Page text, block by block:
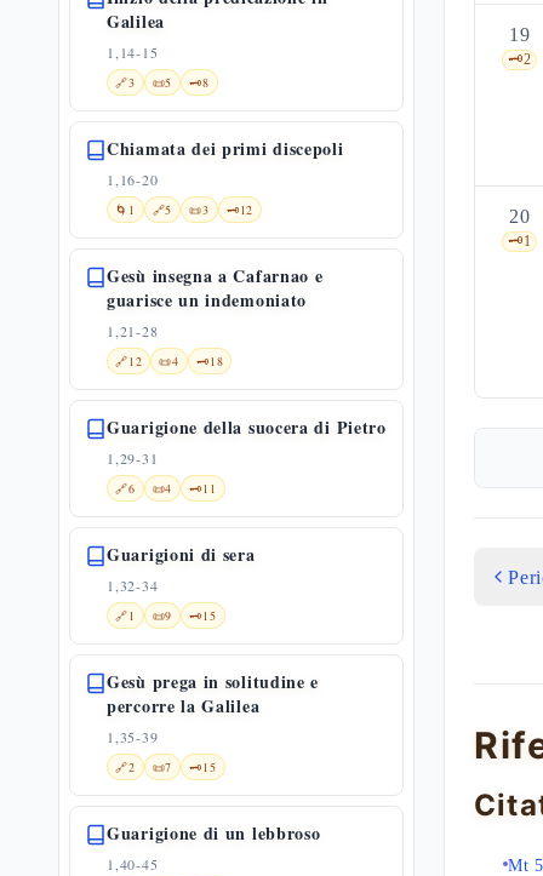
Galilea
1,14-15
🔗3 📜5 🗝️8
Chiamata dei primi discepoli
1,16-20
🌀 1 🔗5 📜3 🗝️12
Gesù insegna a Cafarnao e
guarisce un indemoniato
1,21-28
🔗12 📜4 🗝️18
Guarigione della suocera di Pietro
1,29-31
🔗6 📜4 🗝️11
Guarigioni di sera
1,32-34
🔗1 📜9 🗝️15
Gesù prega in solitudine e
percorre la Galilea
1,35-39
🔗2 📜7 🗝️15
Guarigione di un lebbroso
1,40-45
19
🗝️2
20
🗝️1
Mt